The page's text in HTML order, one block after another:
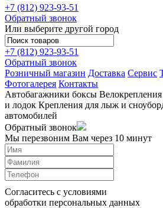
+7 (812) 923-93-51
Обратный звонок
Или выберите другой город
+7 (812) 923-93-51
Обратный звонок
Розничный магазин Доставка Сервис
Фотогалерея Контакты
Автобагажники боксы Велокрепления
и лодок Крепления для лыж и
автомобилей
Обратный звонок
Мы перезвоним Вам через 10 минут
Согласитесь с условиями
обработки персональных данных